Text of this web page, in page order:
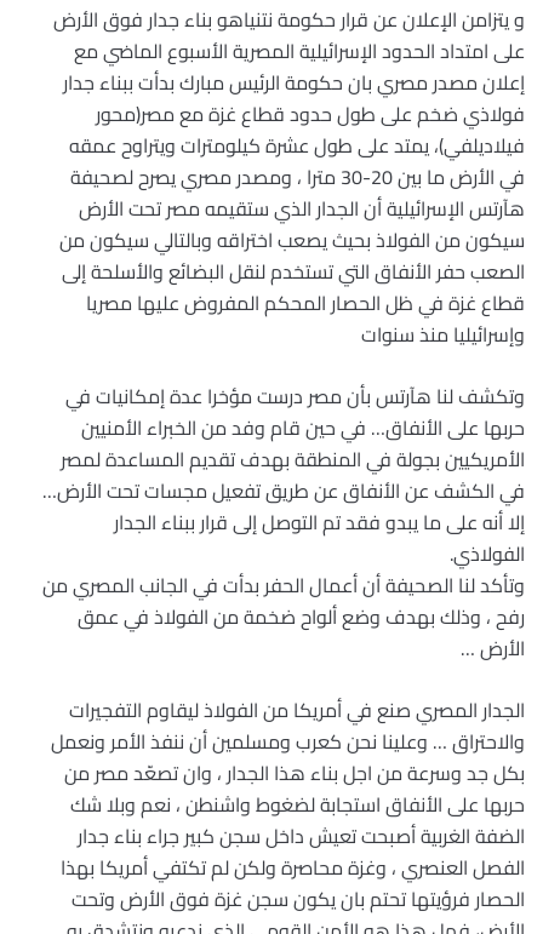
و يتزامن الإعلان عن قرار حكومة نتنياهو بناء جدار فوق الأرض
على امتداد الحدود الإسرائيلية المصرية الأسبوع الماضي مع
إعلان مصدر مصري بان حكومة الرئيس مبارك بدأت ببناء جدار
فولاذي ضخم على طول حدود قطاع غزة مع مصر(محور
فيلاديلفي)، يمتد على طول عشرة كيلومترات ويتراوح عمقه
في الأرض ما بين 20-30 مترا ، ومصدر مصري يصرح لصحيفة
هآرتس الإسرائيلية أن الجدار الذي ستقيمه مصر تحت الأرض
سيكون من الفولاذ بحيث يصعب اختراقه وبالتالي سيكون من
الصعب حفر الأنفاق التي تستخدم لنقل البضائع والأسلحة إلى
قطاع غزة في ظل الحصار المحكم المفروض عليها مصريا
وإسرائيليا منذ سنوات
وتكشف لنا هآرتس بأن مصر درست مؤخرا عدة إمكانيات في
حربها على الأنفاق… في حين قام وفد من الخبراء الأمنيين
الأمريكيين بجولة في المنطقة بهدف تقديم المساعدة لمصر
في الكشف عن الأنفاق عن طريق تفعيل مجسات تحت الأرض…
إلا أنه على ما يبدو فقد تم التوصل إلى قرار ببناء الجدار
الفولاذي.
وتأكد لنا الصحيفة أن أعمال الحفر بدأت في الجانب المصري من
رفح ، وذلك بهدف وضع ألواح ضخمة من الفولاذ في عمق
الأرض …
الجدار المصري صنع في أمريكا من الفولاذ ليقاوم التفجيرات
والاحتراق … وعلينا نحن كعرب ومسلمين أن ننفذ الأمر ونعمل
بكل جد وسرعة من اجل بناء هذا الجدار ، وان تصعّد مصر من
حربها على الأنفاق استجابة لضغوط واشنطن ، نعم وبلا شك
الضفة الغربية أصبحت تعيش داخل سجن كبير جراء بناء جدار
الفصل العنصري ، وغزة محاصرة ولكن لم تكتفي أمريكا بهذا
الحصار فرؤيتها تحتم بان يكون سجن غزة فوق الأرض وتحت